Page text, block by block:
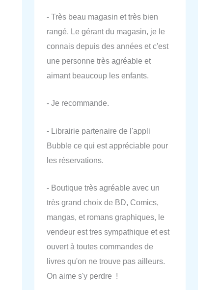
- Très beau magasin et très bien
rangé. Le gérant du magasin, je le
connais depuis des années et c'est
une personne très agréable et
aimant beaucoup les enfants.
- Je recommande.
- Librairie partenaire de l'appli
Bubble ce qui est appréciable pour
les réservations.
- Boutique très agréable avec un
très grand choix de BD, Comics,
mangas, et romans graphiques, le
vendeur est tres sympathique et est
ouvert à toutes commandes de
livres qu'on ne trouve pas ailleurs.
On aime s'y perdre !